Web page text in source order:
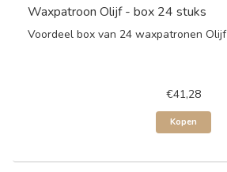
Waxpatroon Olijf - box 24 stuks
Voordeel box van 24 waxpatronen Olijf
€41,28
Kopen